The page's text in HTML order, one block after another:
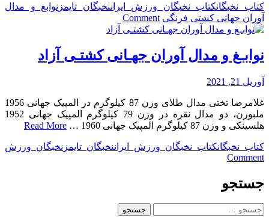
کتاب نخبگانکتاب نخبگان ورزش ایراننخبگان تایمز نوابغ و مدال
آوران جهانی کشتی فرنگی Comment
on
نوابـغ
مدال
آوران
فرنگی
نوابـغ و مدال آوران جهـانی کشتـی آزاد
آوریل 21, 2021
غلامرضا تختی مدال طلای وزن 87 کیلوگرم در المپیک جهانی 1956
ملبورن، دو مدال نقره در وزن 79 کیلوگرم المپیک جهانی 1952
هلسینکی و وزن 87 کیلوگرم المپیک جهانی 1960 …
Read More
کتاب نخبگانکتاب نخبگان ورزش ایراننخبگان تایمز نخبگان ورزش
Comment
on
مدال
آوران
جهـانی
جستجو
جستجو